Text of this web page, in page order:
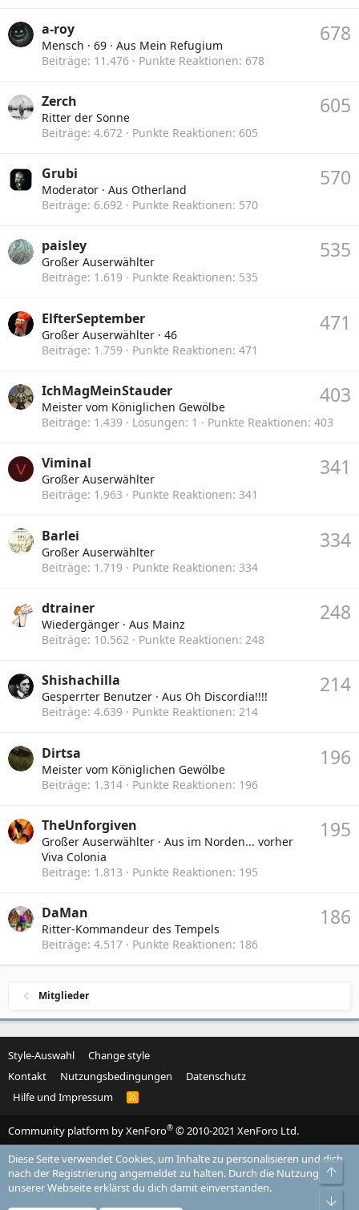
678
a-roy
Mensch · 69 · Aus Mein Refugium
Beiträge 11.476 Punkte Reaktionen 678
605
Zerch
Ritter der Sonne
Beiträge 4.672 Punkte Reaktionen 605
570
Grubi
Moderator · Aus Otherland
Beiträge 6.692 Punkte Reaktionen 570
535
paisley
Großer Auserwählter
Beiträge 1.619 Punkte Reaktionen 535
471
ElfterSeptember
Großer Auserwählter · 46
Beiträge 1.759 Punkte Reaktionen 471
403
IchMagMeinStauder
Meister vom Königlichen Gewölbe
Beiträge 1.439 Lösungen 1 Punkte Reaktionen 403
V 341
Viminal
Großer Auserwählter
Beiträge 1.963 Punkte Reaktionen 341
334
Barlei
Großer Auserwählter
Beiträge 1.719 Punkte Reaktionen 334
248
dtrainer
Wiedergänger · Aus Mainz
Beiträge 10.562 Punkte Reaktionen 248
214
Shishachilla
Gesperrter Benutzer · Aus Oh Discordia!!!!
Beiträge 4.639 Punkte Reaktionen 214
196
Dirtsa
Meister vom Königlichen Gewölbe
Beiträge 1.314 Punkte Reaktionen 196
195
TheUnforgiven
Großer Auserwählter · Aus im Norden... vorher
Viva Colonia
Beiträge 1.813 Punkte Reaktionen 195
186
DaMan
Ritter-Kommandeur des Tempels
Beiträge 4.517 Punkte Reaktionen 186
Mitglieder
Style-Auswahl
Change style
Kontakt
Nutzungsbedingungen
Datenschutz
Hilfe und Impressum
R
Community platform by XenForo® © 2010-2021 XenForo Ltd.
Diese Seite verwendet Cookies, um Inhalte zu personalisieren und dich
nach der Registrierung angemeldet zu halten. Durch die Nutzung
unserer Webseite erklärst du dich damit einverstanden.